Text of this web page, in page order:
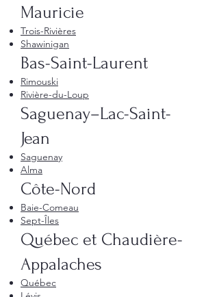
Mauricie
Trois-Rivières
Shawinigan
Bas-Saint-Laurent
Rimouski
Rivière-du-Loup
Saguenay–Lac-Saint-
Jean
Saguenay
Alma
Côte-Nord
Baie-Comeau
Sept-Îles
Québec et Chaudière-
Appalaches
Québec